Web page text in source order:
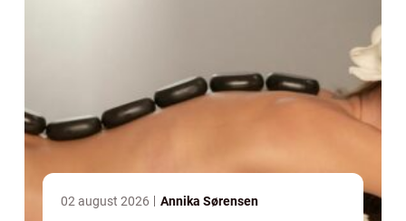
02 august 2026 Annika Sørensen